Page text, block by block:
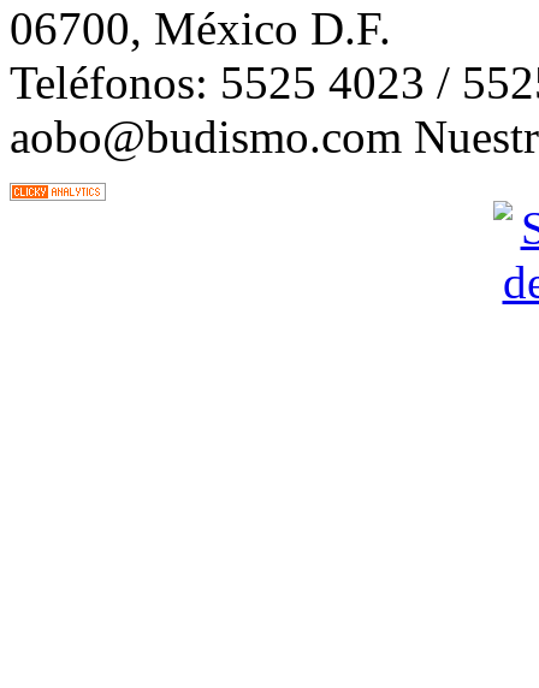
06700, México D.F.
Teléfonos: 5525 4023 /
aobo@budismo.com